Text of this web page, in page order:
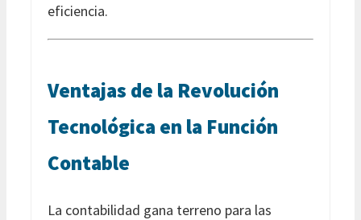
eficiencia.
Ventajas de la Revolución
Tecnológica en la Función
Contable
La contabilidad gana terreno para las